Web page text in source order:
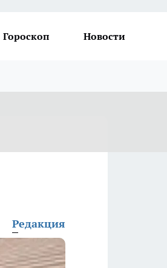
Гороскоп Новости
Редакция